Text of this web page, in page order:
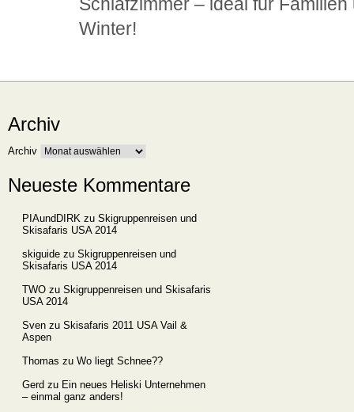
Winter!
Archiv
Archiv
Neueste Kommentare
PIAundDIRK zu Skigruppenreisen und
Skisafaris USA 2014
skiguide zu Skigruppenreisen und
Skisafaris USA 2014
TWO zu Skigruppenreisen und Skisafaris
USA 2014
Sven zu Skisafaris 2011 USA Vail &
Aspen
Thomas zu Wo liegt Schnee??
Gerd zu Ein neues Heliski Unternehmen
– einmal ganz anders!